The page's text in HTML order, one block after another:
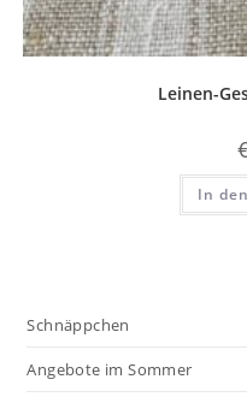
Leinen-
In
Schnäppchen
Angebote im Sommer